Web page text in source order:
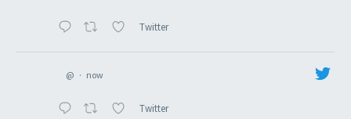
Twitter
@ · now
Twitter